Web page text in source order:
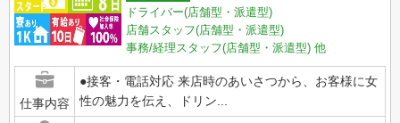
ドライバー(店舗型・派遣型)
店舗スタッフ(店舗型・派遣型)
事務/経理スタッフ(店舗型・派遣型) 他
仕事内容
●接客・電話対応 来店時のあいさつから、お客様に女
性の魅力を伝え、ドリン...